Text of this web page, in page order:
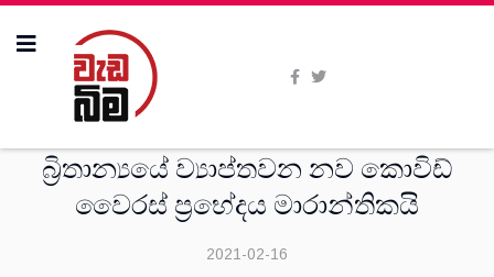
බ්‍රිතාන්‍යයේ ව්‍යාප්තවන නව කොවිඩ්
වෛරස් ප්‍රභේදය මාරාන්තිකයි
2021-02-16